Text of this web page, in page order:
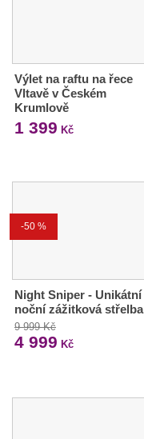
Výlet na raftu na řece
Vltavě v Českém
Krumlově
1 399 Kč
-50 %
Night Sniper - Unikátní
noční zážitková střelba
9 999 Kč
4 999 Kč